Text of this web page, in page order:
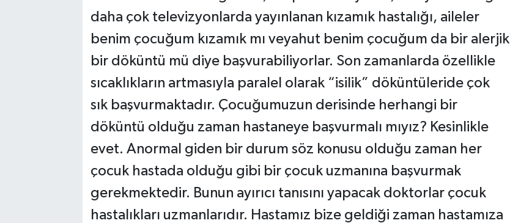
daha çok televizyonlarda yayınlanan kızamık hastalığı, aileler
benim çocuğum kızamık mı veyahut benim çocuğum da bir alerjik
bir döküntü mü diye başvurabiliyorlar. Son zamanlarda özellikle
sıcaklıkların artmasıyla paralel olarak “isilik” döküntüleride çok
sık başvurmaktadır. Çocuğumuzun derisinde herhangi bir
döküntü olduğu zaman hastaneye başvurmalı mıyız? Kesinlikle
evet. Anormal giden bir durum söz konusu olduğu zaman her
çocuk hastada olduğu gibi bir çocuk uzmanına başvurmak
gerekmektedir. Bunun ayırıcı tanısını yapacak doktorlar çocuk
hastalıkları uzmanlarıdır. Hastamız bize geldiği zaman hastamıza